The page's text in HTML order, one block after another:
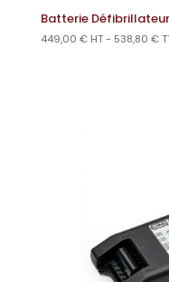
Batterie Défibrillateur
449,00 € HT - 538,80 €